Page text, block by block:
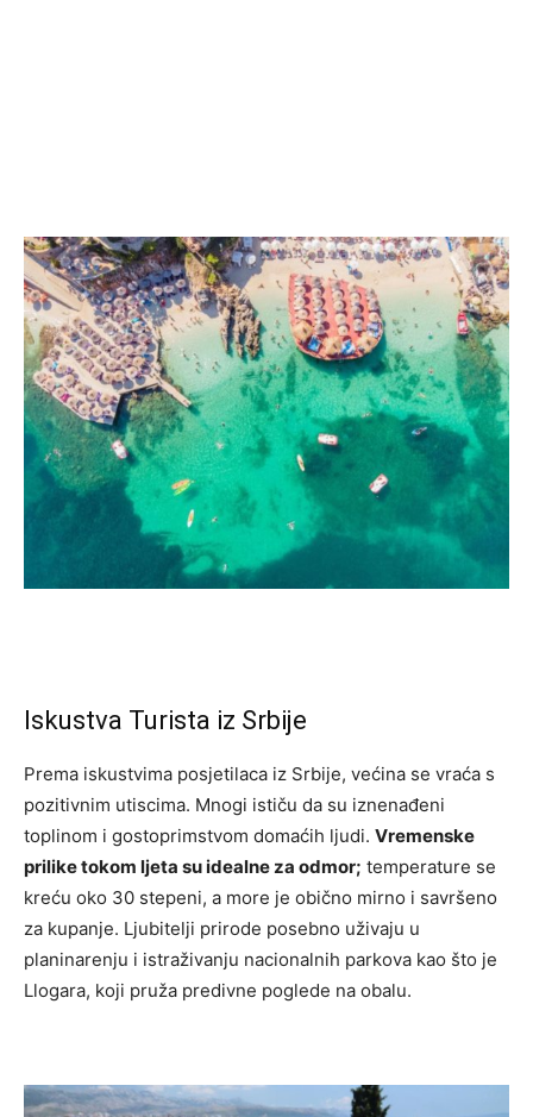
Iskustva Turista iz Srbije
Prema iskustvima posjetilaca iz Srbije, većina se vraća s
pozitivnim utiscima. Mnogi ističu da su iznenađeni
toplinom i gostoprimstvom domaćih ljudi. Vremenske
prilike tokom ljeta su idealne za odmor; temperature se
kreću oko 30 stepeni, a more je obično mirno i savršeno
za kupanje. Ljubitelji prirode posebno uživaju u
planinarenju i istraživanju nacionalnih parkova kao što je
Llogara, koji pruža predivne poglede na obalu.